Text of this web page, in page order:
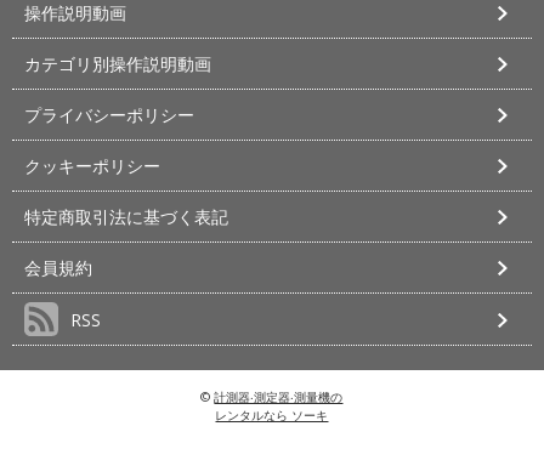
操作説明動画
カテゴリ別操作説明動画
プライバシーポリシー
クッキーポリシー
特定商取引法に基づく表記
会員規約
RSS
©計測器‧測定器‧測量機の
レンタルなら ソーキ